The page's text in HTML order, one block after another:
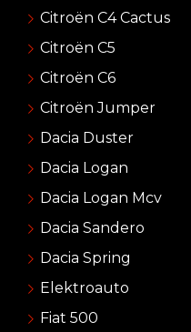
Citroën C4 Cactus
Citroën C5
Citroën C6
Citroën Jumper
Dacia Duster
Dacia Logan
Dacia Logan Mcv
Dacia Sandero
Dacia Spring
Elektroauto
Fiat 500